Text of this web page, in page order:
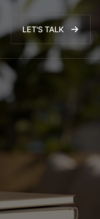
LET'S TALK